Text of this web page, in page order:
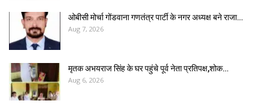
ओबीसी मोर्चा गोंडवाना गणतंत्र पार्टी के नगर अध्यक्ष बने राजा…
Aug 7, 2026
मृतक अभयराज सिंह के घर पहुंचे पूर्व नेता प्रतिपक्ष,शोक…
Aug 6, 2026